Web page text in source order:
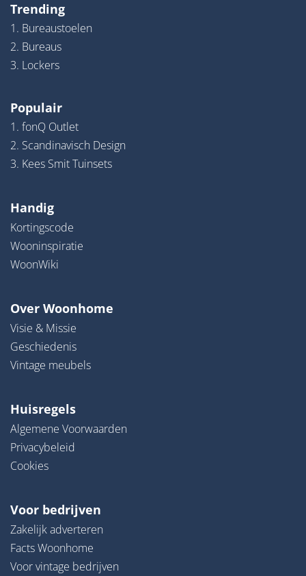
Trending
1. Bureaustoelen
2. Bureaus
3. Lockers
Populair
1. fonQ Outlet
2. Scandinavisch Design
3. Kees Smit Tuinsets
Handig
Kortingscode
Wooninspiratie
WoonWiki
Over Woonhome
Visie & Missie
Geschiedenis
Vintage meubels
Huisregels
Algemene Voorwaarden
Privacybeleid
Cookies
Voor bedrijven
Zakelijk adverteren
Facts Woonhome
Voor vintage bedrijven